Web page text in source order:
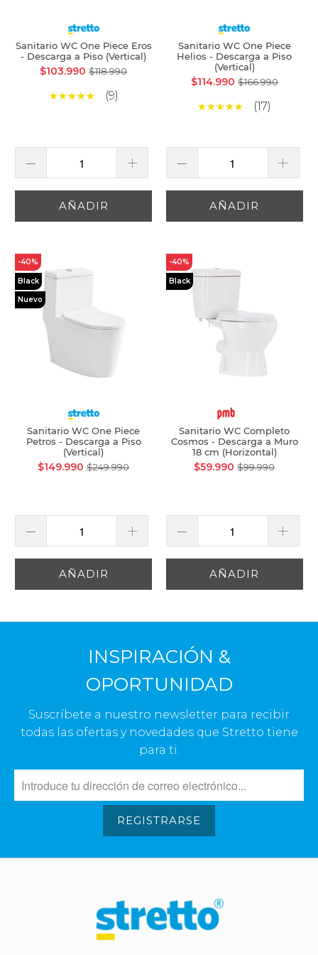
Sanitario WC One Piece Eros
- Descarga a Piso (Vertical)
$103.990$118.990
(9)
AÑADIR
Sanitario WC One Piece
Helios - Descarga a Piso
(Vertical)
$114.990 $166.990
(17)
AÑADIR
-40%
Black
Nuevo
Sanitario WC One Piece
Petros - Descarga a Piso
(Vertical)
$149.990$249.990
AÑADIR
-40%
Black
Sanitario WC Completo
Cosmos - Descarga a Muro
18 cm (Horizontal)
$59.990$99.990
AÑADIR
INSPIRACIÓN &
OPORTUNIDAD
Suscríbete a nuestro newsletter para recibir
todas las ofertas y novedades que Stretto tiene
para ti.
REGISTRARSE